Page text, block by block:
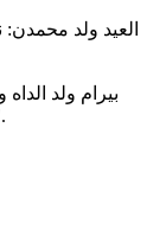
التوالي،